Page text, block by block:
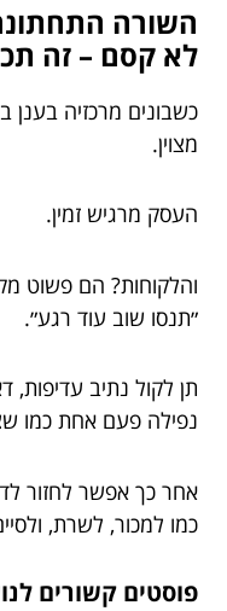
השורה
לא קסם – זה
כשבונים מרכזיה בענן
מצוין.
העסק מרגיש זמין.
והלקוחות? הם פשוט
״תנסו שוב עוד רגע״.
תן לקול נתיב עדיפות,
נפילה פעם אחת כמו
אחר כך אפשר לחזור
כמו למכור, לשרת,
פוסטים קשורים